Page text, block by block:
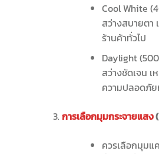
Cool White
สว่างสบายตา
ร้านค้าทั่วไป
Daylight
สว่างชัดเจน เ
ความปลอดภั
การเลือกมุมกระจายแสง(
ควรเลือกมุมแ